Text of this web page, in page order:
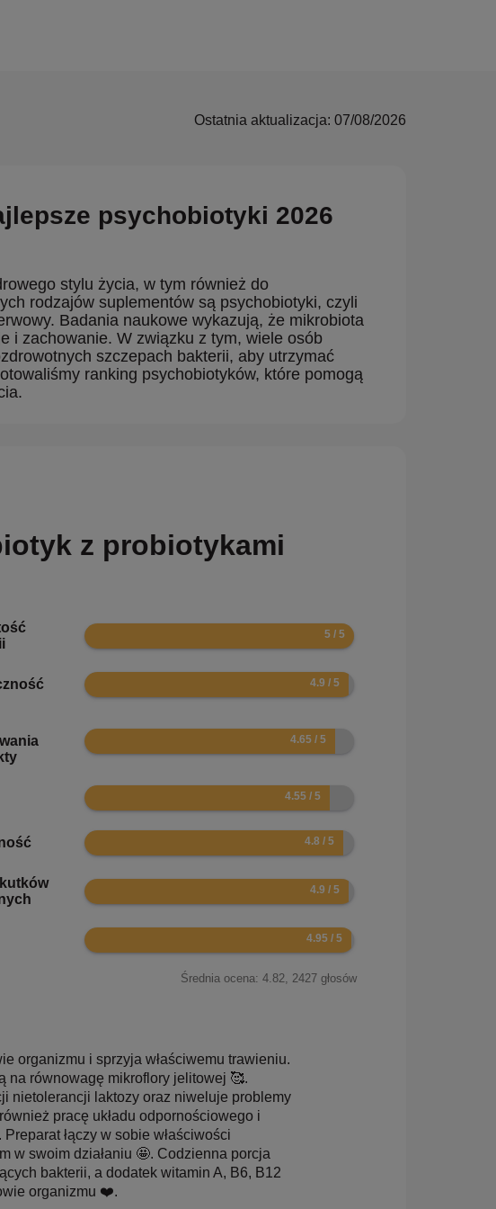
Ostatnia aktualizacja: 07/08/2026
psychobiotyki 2026
stylu życia, w tym również do
rodzajów suplementów są psychobiotyki, czyli
Badania naukowe wykazują, że mikrobiota
i zachowanie. W związku z tym, wiele osób
szczepach bakterii, aby utrzymać
ranking psychobiotyków, które pomogą
z probiotykami
10
9.8
9.3
9.1
9.6
9.8
9.9
Średnia ocena: 4.82, 2427 głosów
organizmu i sprzyja właściwemu trawieniu.
na równowagę mikroflory jelitowej 🥰.
nietolerancji laktozy oraz niweluje problemy
pracę układu odpornościowego i
łączy w sobie właściwości
w swoim działaniu 🤩. Codzienna porcja
bakterii, a dodatek witamin A, B6, B12
organizmu ❤️.